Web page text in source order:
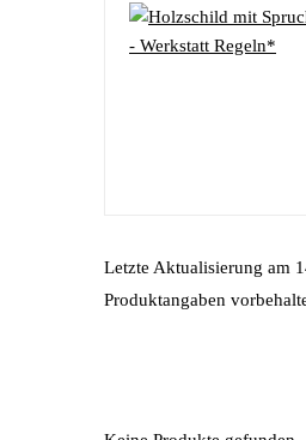
Letzte Aktualisierung am
Produktangaben